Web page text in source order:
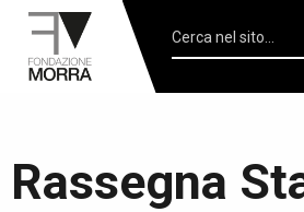
Rassegna